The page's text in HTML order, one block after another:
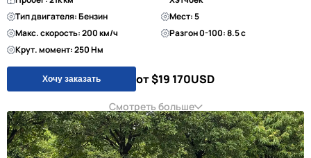
Тип двигателя: Бензин
Мест: 5
Макс. скорость: 200 км/ч
Разгон 0-100: 8.5 с
Крут. момент: 250 Нм
Хочу заказать от $19 170USD
Смотреть больше